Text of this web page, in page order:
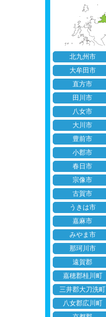
北九州市
大牟田市
直方市
田川市
八女市
大川市
豊前市
小郡市
春日市
宗像市
古賀市
うきは市
嘉麻市
みやま市
那珂川市
遠賀郡
嘉穂郡桂川町
三井郡大刀洗町
八女郡広川町